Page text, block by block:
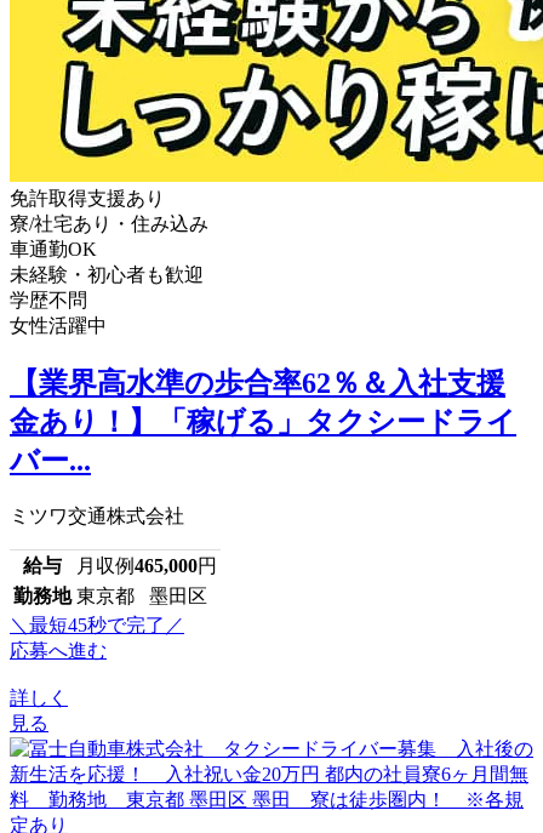
免許取得支援あり
寮/社宅あり・住み込み
車通勤OK
未経験・初心者も歓迎
学歴不問
女性活躍中
【業界高水準の歩合率62％＆入社支援
金あり！】「稼げる」タクシードライ
バー...
ミツワ交通株式会社
給与 月収例465,000円
勤務地 東京都 墨田区
＼最短45秒で完了／
応募へ進む
詳しく
見る